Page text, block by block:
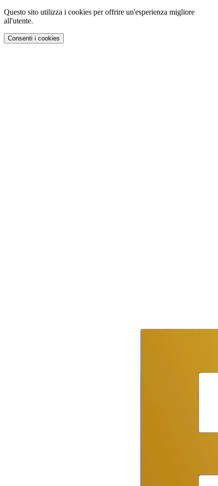
Questo sito utilizza i cookies per offrire un'esperienza migliore
all'utente.
Consenti i cookies